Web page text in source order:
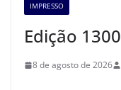
IMPRESSO
Edição 1300
8 de agosto de 2026